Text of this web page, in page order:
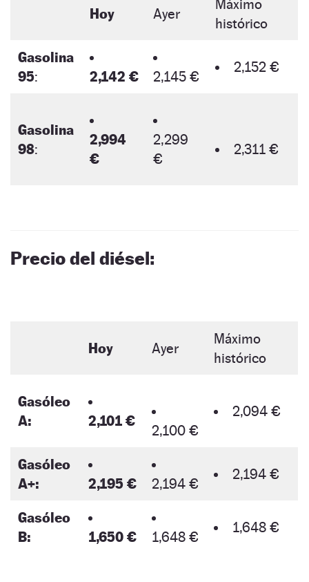
Hoy Ayer
Máximo
histórico
Gasolina
95: 2,142 € 2,145 €
2,152 €
Gasolina
98:
2,994
€
2,299
€
2,311 €
Precio del diésel:
Hoy Ayer
Máximo
histórico
Gasóleo
A:
2,101 €
2,100 €
2,094 €
Gasóleo
A+:
2,195 € 2,194 €
2,194 €
Gasóleo
B:
1,650 € 1,648 €
1,648 €